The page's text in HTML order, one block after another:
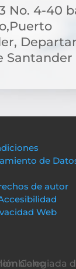
No. 4-40
Santander
de
de autor
Web